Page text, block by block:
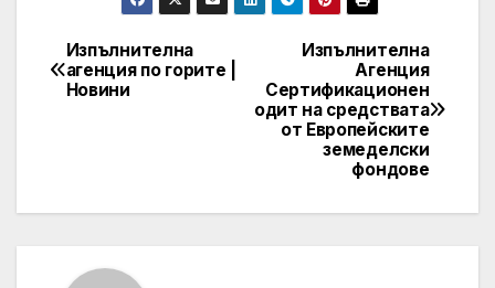
Post
navigation
Изпълнителна
Агенция
Сертификационен
одит на средствата
от Европейските
земеделски
фондове
Изпълнителна
агенция по горите |
Новини